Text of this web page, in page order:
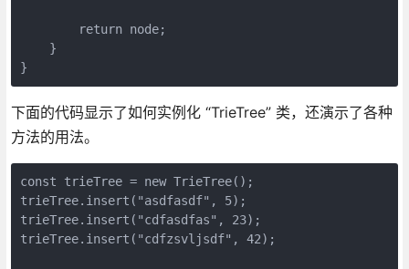
        return node;
    }
}
下面的代码显示了如何实例化 “TrieTree” 类，还演示了各种
方法的用法。
const trieTree = new TrieTree();
trieTree.insert("asdfasdf", 5);
trieTree.insert("cdfasdfas", 23);
trieTree.insert("cdfzsvljsdf", 42);